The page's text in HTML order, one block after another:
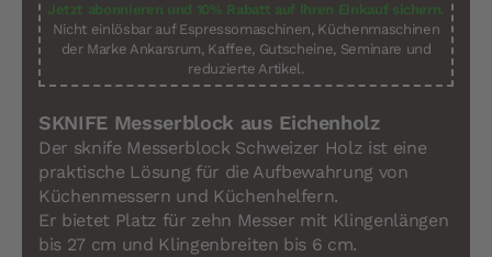
Jetzt abonnieren und 10% Rabatt auf Ihren Einkauf sichern.
Nicht einlösbar auf Espressomaschinen, Küchenmaschinen
der Marke Ankarsrum, Kaffee, Gutscheine, Seminare und
reduzierte Artikel.
SKNIFE Messerblock aus Eichenholz
Der sknife Messerblock Schweizer Holz ist eine
praktische Lösung für die Aufbewahrung von
Küchenmessern und Küchenhelfern.
Er bietet Platz für zehn Messer mit Klingenlängen
bis 27 cm und Klingenbreiten bis 6 cm.